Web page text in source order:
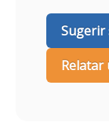
Sugerir
Relatar